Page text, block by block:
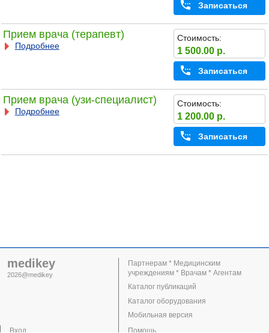
Записаться
Прием врача (терапевт)
Подробнее
Стоимость:
1 500.00 р.
Записаться
Прием врача (узи-специалист)
Подробнее
Стоимость:
1 200.00 р.
Записаться
medikey
2026@medikey
Вход
Партнерам * Медицинским
учреждениям * Врачам * Агентам
Каталог публикаций
Каталог оборудования
Мобильная версия
Помощь